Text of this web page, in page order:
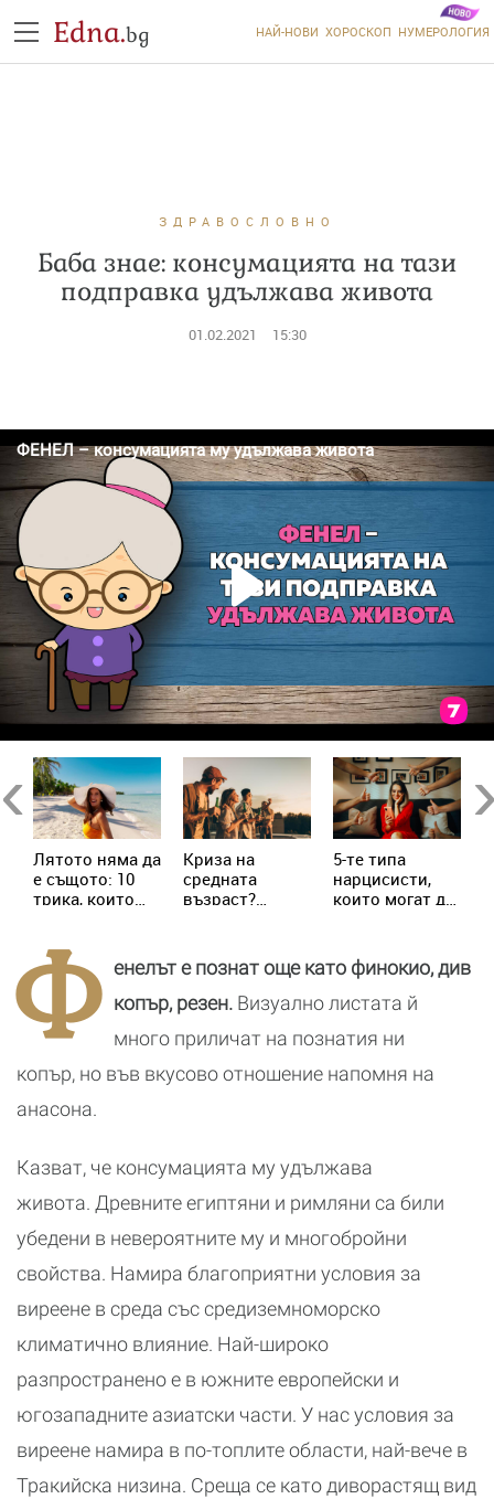
Edna.bg НАЙ-НОВИ ХОРОСКОП НУМЕРОЛОГИЯ
ЗДРАВОСЛОВНО
Баба знае: консумацията на тази
подправка удължава живота
01.02.2021 15:30
Лятото няма да
е същото: 10
трика, които
Криза на
средната
възраст?
правилата
5-те типа
нарцисисти,
които могат да
всеки ден
Ф
енелът е познат още като финокио, див
копър, резен. Визуално листата й
много приличат на познатия ни
копър, но във вкусово отношение напомня на
анасона.
Казват, че консумацията му удължава
живота. Древните египтяни и римляни са били
убедени в невероятните му и многобройни
свойства. Намира благоприятни условия за
виреене в среда със средиземноморско
климатично влияние. Най-широко
разпространено е в южните европейски и
югозападните азиатски части. У нас условия за
виреене намира в по-топлите области, най-вече в
Тракийска низина. Среща се като диворастящ вид